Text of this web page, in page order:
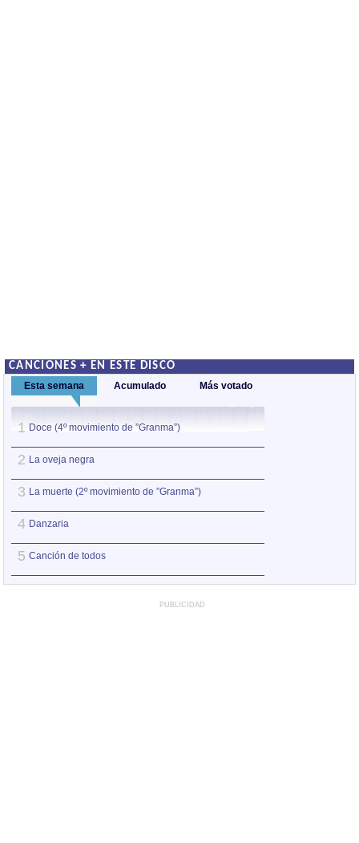
CANCIONES + EN ESTE DISCO
Esta semana Acumulado Más votado
1 Doce (4º movimiento de ”Granma”)
2 La oveja negra
3 La muerte (2º movimiento de ”Granma”)
4 Danzaria
5 Canción de todos
PUBLICIDAD